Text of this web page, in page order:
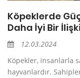
Köpeklerde
Daha İyi Bir
12.03.2024
Köpekler, insanlarla
hayvanlardır.